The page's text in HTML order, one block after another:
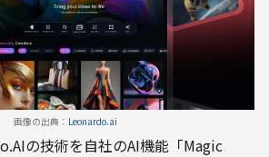
画像の出典： Leonardo.ai
の技術を自社のAI機能「Magic